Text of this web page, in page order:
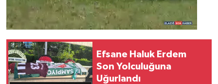
Efsane Haluk Erdem
Son Yolculuğuna
Uğurlandı